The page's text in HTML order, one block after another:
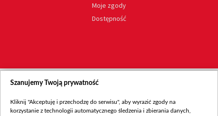
Moje zgody
Dostępność
Szanujemy Twoją prywatność
Kliknij "Akceptuję i przechodzę do serwisu", aby wyrazić zgody na
korzystanie z technologii automatycznego śledzenia i zbierania danych,